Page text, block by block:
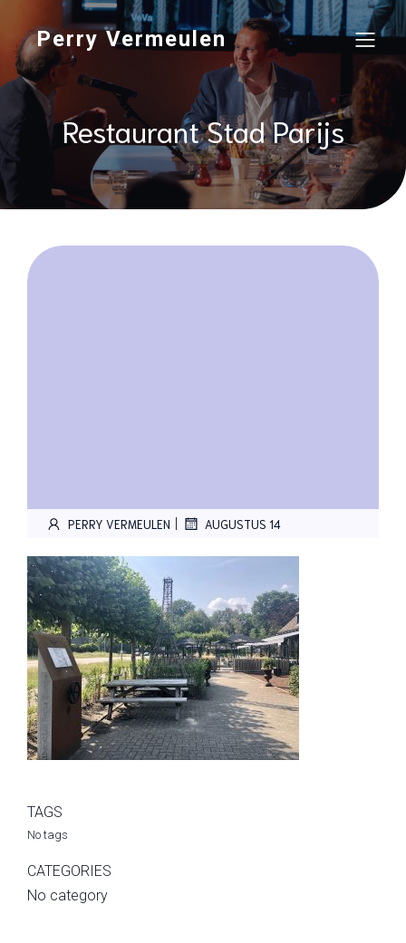
Perry Vermeulen
Restaurant Stad Parijs
PERRY VERMEULEN | AUGUSTUS 14
TAGS
No tags
CATEGORIES
No category